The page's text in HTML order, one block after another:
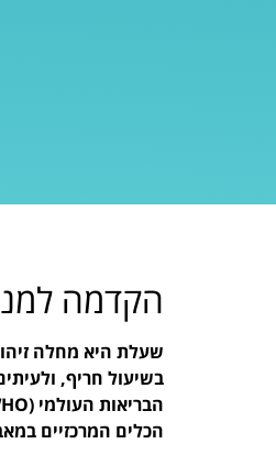
הקדמה
בשיעול חריף,
הכלים המרכזיים